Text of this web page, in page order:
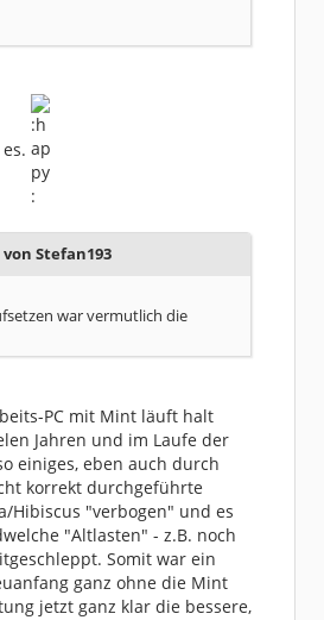
Stefan193
war vermutlich die
PC mit Mint läuft halt
Jahren und im Laufe der
einiges, eben auch durch
korrekt durchgeführte
Hibiscus "verbogen" und es
"Altlasten" - z.B. noch
Somit war ein
ganz ohne die Mint
jetzt ganz klar die bessere,